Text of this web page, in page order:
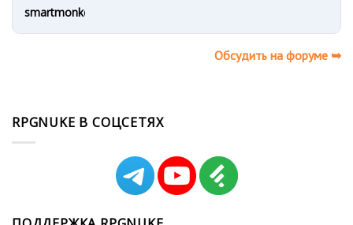
smartmonkey
Обсудить на форуме ➥
RPGNUKE В СОЦСЕТЯХ